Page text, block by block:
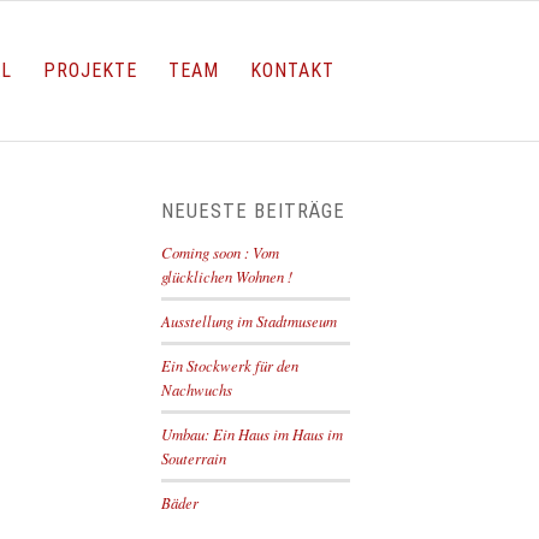
PROJEKTE TEAM KONTAKT
NEUESTE BEITRÄGE
Coming soon : Vom
glücklichen Wohnen !
Ausstellung im Stadtmuseum
Ein Stockwerk für den
Nachwuchs
Umbau: Ein Haus im Haus im
Souterrain
Bäder